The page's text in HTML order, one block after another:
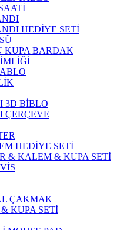
HEDİYE SETİ
KUPA BARDAK
3D BİBLO
ÇERÇEVE
HEDİYE SETİ
& KALEM & KUPA SETİ
ÇAKMAK
KUPA SETİ